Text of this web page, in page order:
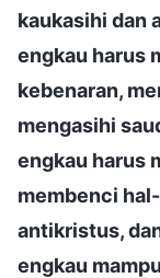
kaukasihi dan
engkau harus
kebenaran,
mengasihi
engkau harus
membenci
antikristus,
engkau